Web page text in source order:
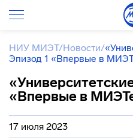
НИУ МИЭТ/Новости/
Эпизод 1 «Впервые в
«Впервые в
17 июля 2023